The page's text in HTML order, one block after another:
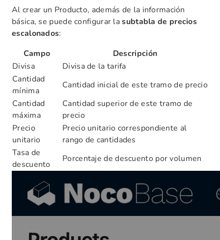
Al crear un Producto, además de la información
básica, se puede configurar lasubtabla de precios
escalonados:
Campo
Descripción
Divisa
Divisa de la tarifa
Cantidad
mínima
Cantidad inicial de este tramo de precio
Cantidad
máxima
Cantidad superior de este tramo de
precio
Precio
unitario
Precio unitario correspondiente al
rango de cantidades
Tasa de
descuento
Porcentaje de descuento por volumen